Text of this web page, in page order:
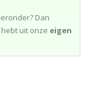
Dan
uit onze eigen